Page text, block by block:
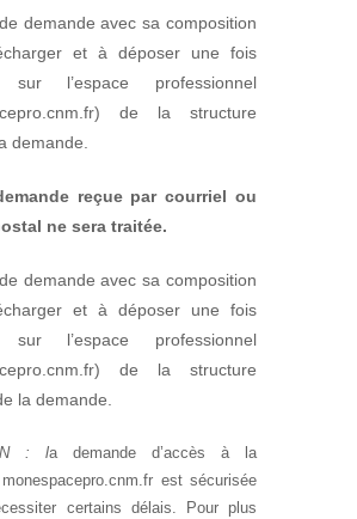
demande avec sa composition
et à déposer une fois
sur l’espace professionnel
de la structure
demande.
reçue par courriel ou
ne sera traitée.
demande avec sa composition
et à déposer une fois
sur l’espace professionnel
de la structure
la demande.
: la demande d’accès à la
est sécurisée
certains délais. Pour plus